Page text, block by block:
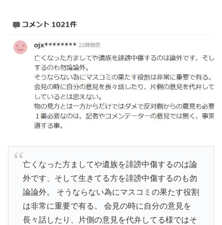
亡くなった方ましてや遺族を誹謗中傷するのは論
外です、そして生きてる方を誹謗中傷するのも勿
論論外。 そうならない為にマスコミの果たす役割
は非常に重要で有る。 会見の時に自分の意見を
長々話したり、片側の意見を代弁してる様ではそ